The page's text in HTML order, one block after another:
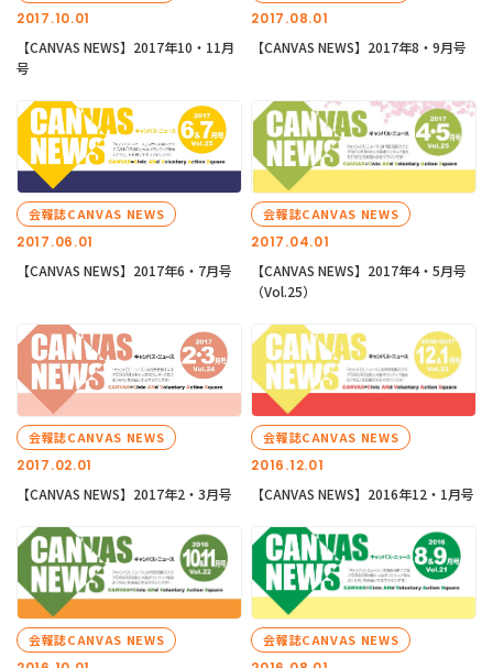
2017.10.01
【CANVAS NEWS】2017年10・11月
号
2017.08.01
【CANVAS NEWS】2017年8・9月号
2017.06.01
会報誌CANVAS NEWS
【CANVAS NEWS】2017年6・7月号
2017.04.01
会報誌CANVAS NEWS
【CANVAS NEWS】2017年4・5月号
（Vol.25）
2017.02.01
会報誌CANVAS NEWS
【CANVAS NEWS】2017年2・3月号
2016.12.01
会報誌CANVAS NEWS
【CANVAS NEWS】2016年12・1月号
会報誌CANVAS NEWS 会報誌CANVAS NEWS